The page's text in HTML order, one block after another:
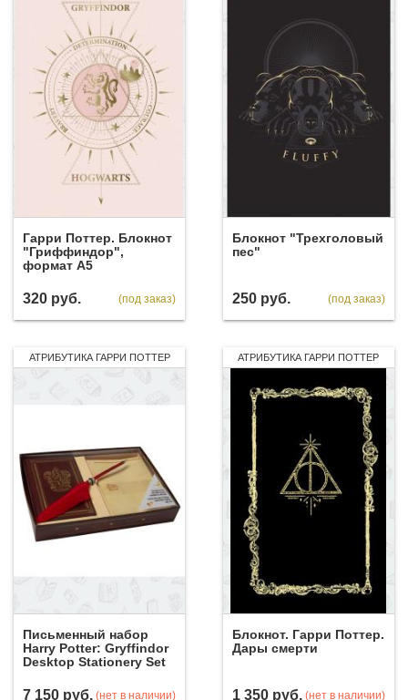
Гарри Поттер. Блокнот
"Гриффиндор",
формат А5
320 руб. (под заказ)
Блокнот "Трехголовый
пес"
250 руб. (под заказ)
АТРИБУТИКА ГАРРИ ПОТТЕР
Письменный набор
Harry Potter: Gryffindor
Desktop Stationery Set
7 150 руб. (нет в наличии)
АТРИБУТИКА ГАРРИ ПОТТЕР
Блокнот. Гарри Поттер.
Дары смерти
1 350 руб. (нет в наличии)